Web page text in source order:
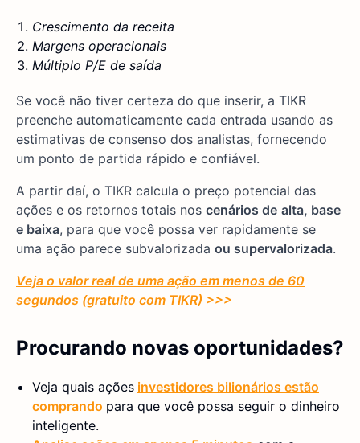
Crescimento da receita
Margens operacionais
Múltiplo P/E de saída
Se você não tiver certeza do que inserir, a TIKR
preenche automaticamente cada entrada usando as
estimativas de consenso dos analistas, fornecendo
um ponto de partida rápido e confiável.
A partir daí, o TIKR calcula o preço potencial das
ações e os retornos totais nos cenários de alta, base
e baixa, para que você possa ver rapidamente se
uma ação parece subvalorizada ou supervalorizada.
Veja o valor real de uma ação em menos de 60
segundos (gratuito com TIKR) >>>
Procurando novas oportunidades?
Veja quais ações investidores bilionários estão
comprando para que você possa seguir o dinheiro
inteligente.